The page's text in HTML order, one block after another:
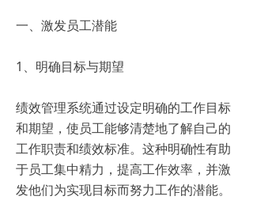
一、激发员工潜能
1、明确目标与期望
绩效管理系统通过设定明确的工作目标
和期望，使员工能够清楚地了解自己的
工作职责和绩效标准。这种明确性有助
于员工集中精力，提高工作效率，并激
发他们为实现目标而努力工作的潜能。